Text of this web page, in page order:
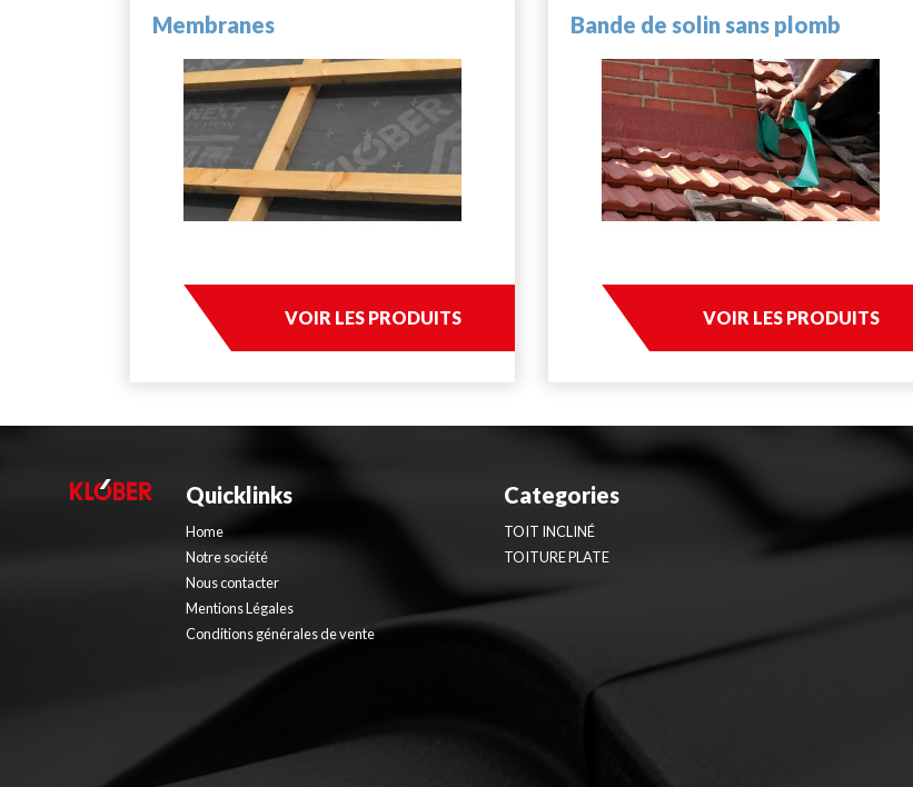
Membranes
VOIR LES PRODUITS
Bande de solin sans plomb
VOIR LES PRODUITS
Quicklinks
Home
Notre société
Nous contacter
Mentions Légales
Conditions générales de vente
Categories
TOIT INCLINÉ
TOITURE PLATE